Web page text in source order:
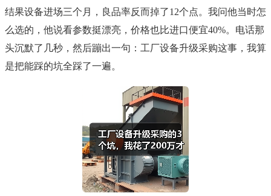
结果设备进场三个月，良品率反而掉了12个点。我问他当时怎
么选的，他说看参数挺漂亮，价格也比进口便宜40%。电话那
头沉默了几秒，然后蹦出一句：工厂设备升级采购这事，我算
是把能踩的坑全踩了一遍。